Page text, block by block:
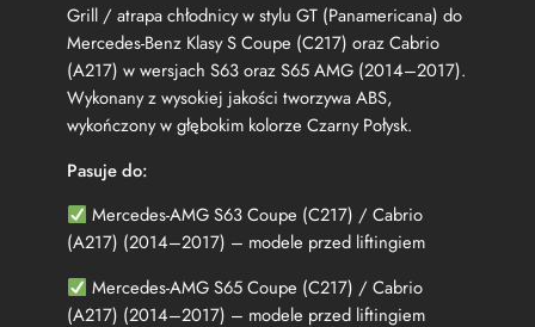
M
e
r
c
d
e
s
S
-
K
l
a
Grill / atrapa chłodnicy w stylu GT (Panamericana) do
Mercedes-Benz Klasy S Coupe (C217) oraz Cabrio
(A217) w wersjach S63 oraz S65 AMG (2014–2017).
Wykonany z wysokiej jakości tworzywa ABS,
wykończony w głębokim kolorze Czarny Połysk.
Pasuje do:
Mercedes-AMG S63 Coupe (C217) / Cabrio
(A217) (2014–2017) – modele przed liftingiem
Mercedes-AMG S65 Coupe (C217) / Cabrio
(A217) (2014–2017) – modele przed liftingiem